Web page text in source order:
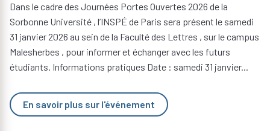
Dans le cadre des Journées Portes Ouvertes 2026 de la
Sorbonne Université , l’INSPÉ de Paris sera présent le samedi
31 janvier 2026 au sein de la Faculté des Lettres , sur le campus
Malesherbes , pour informer et échanger avec les futurs
étudiants. Informations pratiques Date : samedi 31 janvier...
En savoir plus sur l'événement